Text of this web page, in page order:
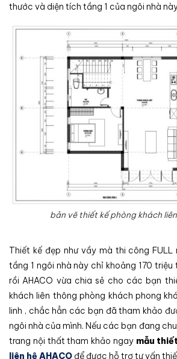
thước và diện tích tầng 1 của ngôi nhà
bản vẽ thiết kế phòng khách
Thiết kế đẹp như vầy mà thi công
tầng 1 ngôi nhà này chỉ khoảng 170 triệu
rồi AHACO vừa chia sẻ cho các bạn
khách liên thông phòng khách phong
linh , chắc hẳn các bạn đã tham khảo
ngôi nhà của mình. Nếu các bạn đang
trang nội thất tham khảo ngay mẫu
liên hệ AHACO để được hỗ trợ tư vấn